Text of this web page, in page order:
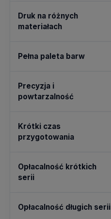
Druk na różnych
materiałach
Pełna paleta barw
Precyzja i
powtarzalność
Krótki czas
przygotowania
Opłacalność krótkich
serii
Opłacalność długich serii